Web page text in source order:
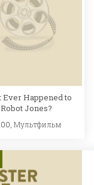
Ever Happened to
Robot Jones?
Мультфильм